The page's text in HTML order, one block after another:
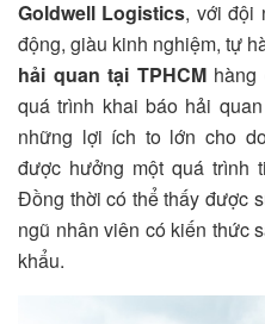
Goldwell Logistics, với đội
động, giàu kinh nghiệm, tự
hải quan tại TPHCM
quá trình khai báo hải
những lợi ích to lớn cho
được hưởng một quá trình
Đồng thời có thể thấy được
ngũ nhân viên có kiến thức
khẩu.